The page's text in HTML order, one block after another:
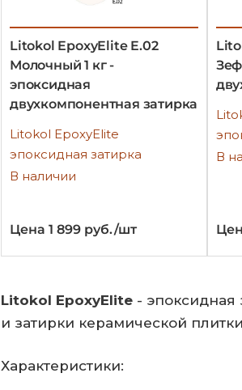
Litokol EpoxyElite E.02
Молочный 1 кг -
эпоксидная
двухкомпонентная затирка
Litokol EpoxyElite
эпоксидная затирка
В наличии
Цена 1 899 руб./шт
В
Litokol EpoxyElite - эпоксидная
и затирки керамической
Характеристики: